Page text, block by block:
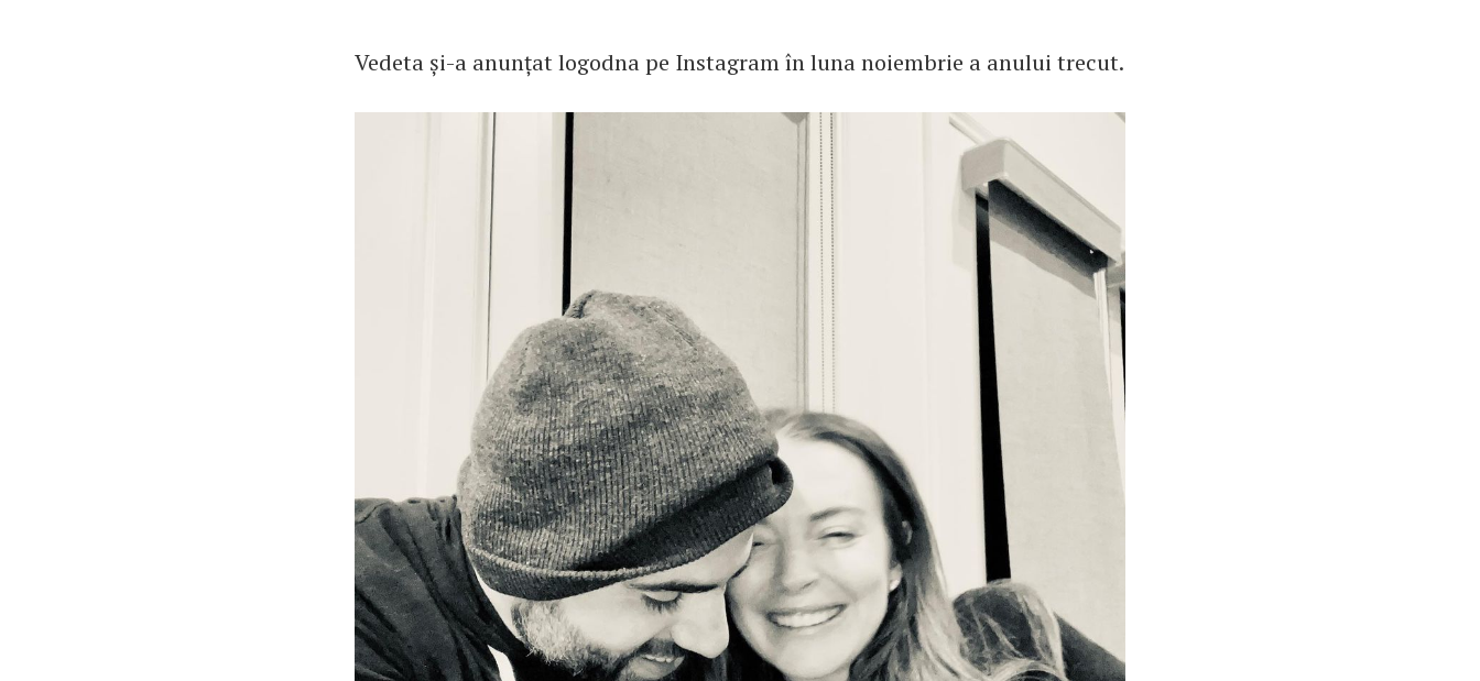
Vedeta și-a anunțat logodna pe Instagram în luna noiembrie a anului trecut.